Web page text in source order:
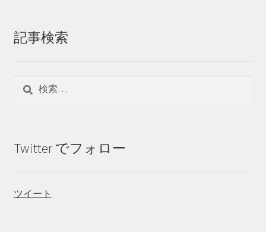
記事検索
Twitter でフォロー
ツイート